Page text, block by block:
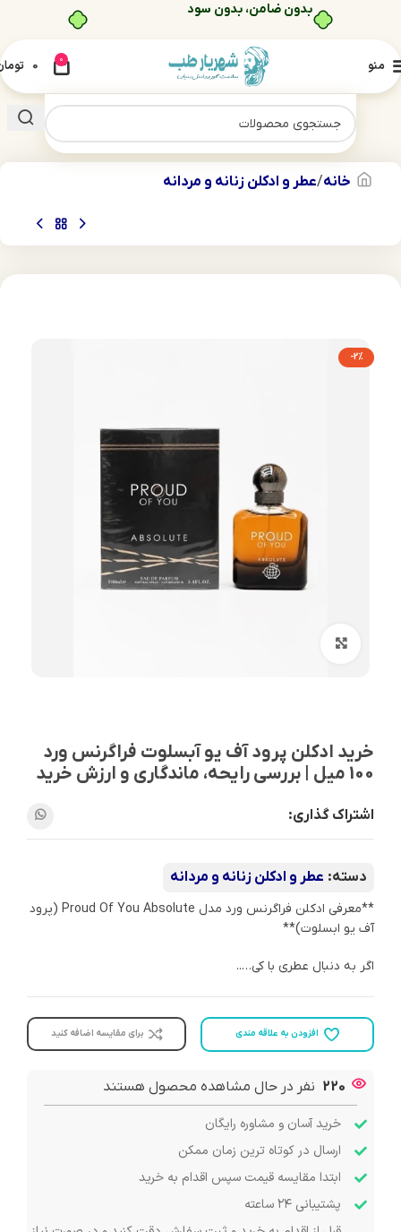
خرید قسطی با ترب‌پی
منو 0
0
خانه عطر و ادکلن زنانه و مردانه
-2%
خرید ادکلن پرود آف یو آبسلوت فراگرنس ورد
100 میل | بررسی رایحه، ماندگاری و ارزش خرید
اشتراک گذاری:
دسته: عطر و ادکلن زنانه و مردانه
**معرفی ادکلن فراگرنس ورد مدل Proud Of You Absolute (پرود
آف یو ابسلوت)**
اگر به دنبال عطری با کی…..
افزودن به علاقه مندی برای مقایسه اضافه کنید
220 نفر در حال مشاهده محصول هستند
خرید آسان و مشاوره رایگان
ارسال در کوتاه ترین زمان ممکن
ابتدا مقایسه قیمت سپس اقدام به خرید
پشتیبانی ۲۴ ساعته